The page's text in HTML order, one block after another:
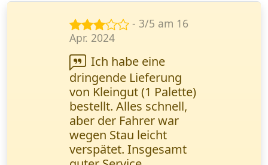
- 5/5 am 11
Jan. 2025
Ich musste
dringend Verträge
verschicken.
Wanderfalke Kurier hat
sie in 2 Stunden mit
Bestätigung geliefert.
Absolute Profis!